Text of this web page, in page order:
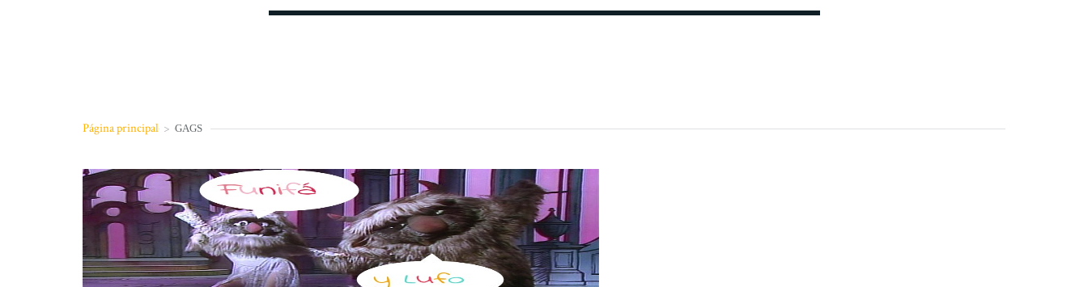
Página principal > GAGS